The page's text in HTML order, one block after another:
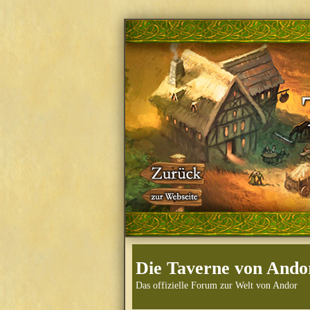
Die Taverne von
Das offizielle Forum zur Welt von Andor